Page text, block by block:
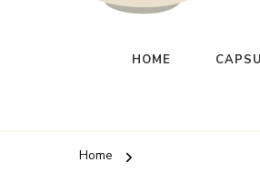
HOME
Home